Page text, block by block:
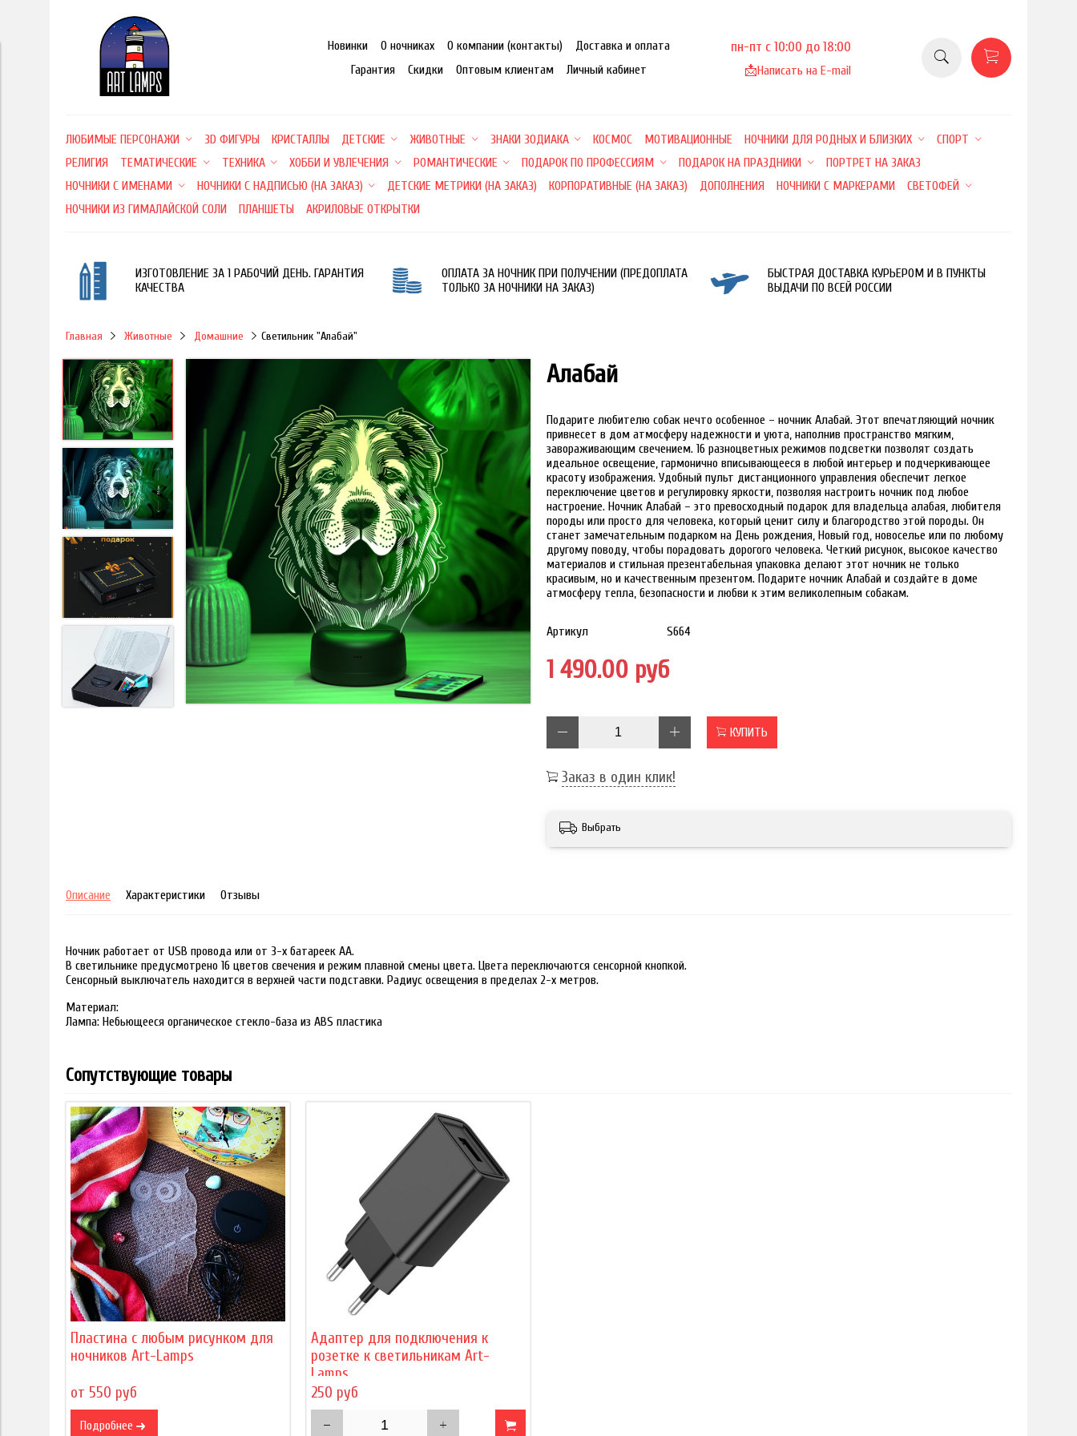
Новинки О ночниках О компании (контакты)
Доставка и оплата
Гарантия
Скидки Оптовым клиентам Личный кабинет
пн-пт с 10:00 до 18:00
📩Написать на E-mail
ЛЮБИМЫЕ ПЕРСОНАЖИ 3D ФИГУРЫ КРИСТАЛЛЫ ДЕТСКИЕ ЖИВОТНЫЕ ЗНАКИ ЗОДИАКА КОСМОС МОТИВАЦИОННЫЕ НОЧНИКИ ДЛЯ РОДНЫХ И БЛИЗКИХ
СПОРТ
РЕЛИГИЯ
ТЕМАТИЧЕСКИЕ ТЕХНИКА ХОББИ И УВЛЕЧЕНИЯ РОМАНТИЧЕСКИЕ ПОДАРОК ПО ПРОФЕССИЯМ ПОДАРОК НА ПРАЗДНИКИ
ПОРТРЕТ НА ЗАКАЗ
НОЧНИКИ С ИМЕНАМИ
НОЧНИКИ С НАДПИСЬЮ (НА ЗАКАЗ) ДЕТСКИЕ МЕТРИКИ (НА ЗАКАЗ) КОРПОРАТИВНЫЕ (НА ЗАКАЗ) ДОПОЛНЕНИЯ НОЧНИКИ С МАРКЕРАМИ
СВЕТОФЕЙ
НОЧНИКИ ИЗ ГИМАЛАЙСКОЙ СОЛИ
ПЛАНШЕТЫ АКРИЛОВЫЕ ОТКРЫТКИ
ИЗГОТОВЛЕНИЕ ЗА 1 РАБОЧИЙ ДЕНЬ. ГАРАНТИЯ
КАЧЕСТВА
ОПЛАТА ЗА НОЧНИК ПРИ ПОЛУЧЕНИИ (ПРЕДОПЛАТА
ТОЛЬКО ЗА НОЧНИКИ НА ЗАКАЗ)
БЫСТРАЯ ДОСТАВКА КУРЬЕРОМ И В ПУНКТЫ
ВЫДАЧИ ПО ВСЕЙ РОССИИ
Главная Животные Домашние Светильник "Алабай"
Алабай
Подарите любителю собак нечто особенное – ночник Алабай. Этот впечатляющий ночник
привнесет в дом атмосферу надежности и уюта, наполнив пространство мягким,
завораживающим свечением. 16 разноцветных режимов подсветки позволят создать
идеальное освещение, гармонично вписывающееся в любой интерьер и подчеркивающее
красоту изображения. Удобный пульт дистанционного управления обеспечит легкое
переключение цветов и регулировку яркости, позволяя настроить ночник под любое
настроение. Ночник Алабай – это превосходный подарок для владельца алабая, любителя
породы или просто для человека, который ценит силу и благородство этой породы. Он
станет замечательным подарком на День рождения, Новый год, новоселье или по любому
другому поводу, чтобы порадовать дорогого человека. Четкий рисунок, высокое качество
материалов и стильная презентабельная упаковка делают этот ночник не только
красивым, но и качественным презентом. Подарите ночник Алабай и создайте в доме
атмосферу тепла, безопасности и любви к этим великолепным собакам.
Артикул S664
1 490.00 руб
КУПИТЬ
Заказ в один клик!
Выбрать
Описание Характеристики Отзывы
Ночник работает от USB провода или от 3-х батареек АА.
В светильнике предусмотрено 16 цветов свечения и режим плавной смены цвета. Цвета переключаются сенсорной кнопкой.
Сенсорный выключатель находится в верхней части подставки. Радиус освещения в пределах 2-х метров.
Материал:
Лампа: Небьющееся органическое стекло-база из ABS пластика
Сопутствующие товары
Пластина с любым рисунком для
ночников Art-Lamps
от 550 руб
Подробнее
Адаптер для подключения к
розетке к светильникам Art-
Lamps
250 руб